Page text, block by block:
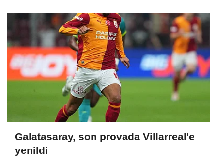
Galatasaray, son provada Villarreal'e
yenildi